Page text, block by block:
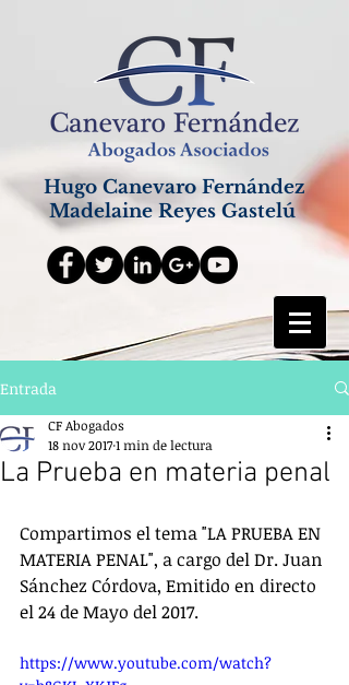
Hugo Canevaro Fernández
Madelaine Reyes Gastelú
Entrada
La Prueba en materia penal
CF Abogados
18 nov 20171 min de lectura
Compartimos el tema "LA PRUEBA EN
MATERIA PENAL", a cargo del Dr. Juan
Sánchez Córdova, Emitido en directo
el 24 de Mayo del 2017.
https://www.youtube.com/watch?